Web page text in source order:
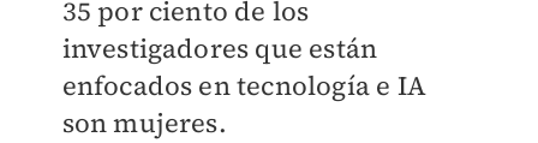
35 por ciento de los
investigadores que están
enfocados en tecnología e IA
son mujeres.